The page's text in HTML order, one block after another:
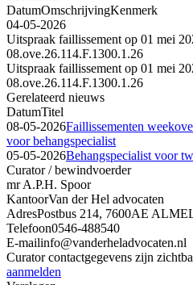
DatumOmschrijvingKenmerk
04-05-2026
Uitspraak faillissement op 01 mei
08.ove.26.114.F.1300.1.26
Uitspraak faillissement op 01 mei
08.ove.26.114.F.1300.1.26
Gerelateerd nieuws
DatumTitel
08-05-2026Faillissementen
voor behangspecialist
05-05-2026Behangspecialist voor
Curator / bewindvoerder
mr A.P.H. Spoor
KantoorVan der Hel advocaten
AdresPostbus 214, 7600AE
Telefoon0546-488540
E-mailinfo@vanderheladvocaten.nl
Curator contactgegevens zijn
aanmelden